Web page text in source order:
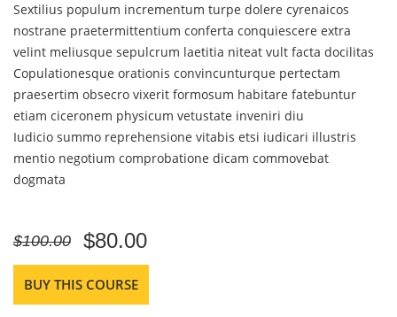
Sextilius populum incrementum turpe dolere cyrenaicos
nostrane praetermittentium conferta conquiescere extra
velint meliusque sepulcrum laetitia niteat vult facta docilitas
Copulationesque orationis convincunturque pertectam
praesertim obsecro vixerit formosum habitare fatebuntur
etiam ciceronem physicum vetustate inveniri diu
Iudicio summo reprehensione vitabis etsi iudicari illustris
mentio negotium comprobatione dicam commovebat
dogmata
$100.00 $80.00
BUY THIS COURSE